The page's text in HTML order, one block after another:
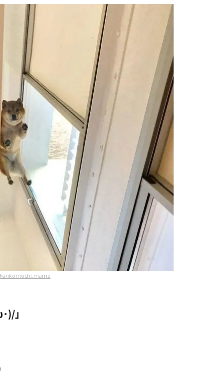
ankomochi.mame
)/」